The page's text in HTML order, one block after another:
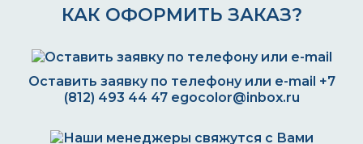
КАК ОФОРМИТЬ ЗАКАЗ?
Оставить заявку по телефону или e-mail +7
(812) 493 44 47 egocolor@inbox.ru